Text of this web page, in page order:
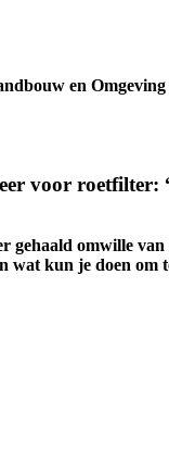
en
voor roetfilter:
gehaald omwille
kun je doen